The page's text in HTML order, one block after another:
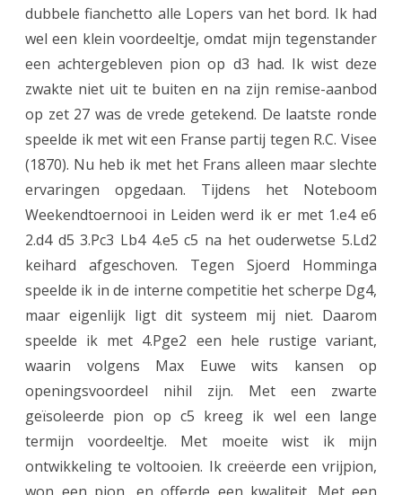
dubbele fianchetto alle Lopers van het bord. Ik had
wel een klein voordeeltje, omdat mijn tegenstander
een achtergebleven pion op d3 had. Ik wist deze
zwakte niet uit te buiten en na zijn remise-aanbod
op zet 27 was de vrede getekend. De laatste ronde
speelde ik met wit een Franse partij tegen R.C. Visee
(1870). Nu heb ik met het Frans alleen maar slechte
ervaringen opgedaan. Tijdens het Noteboom
Weekendtoernooi in Leiden werd ik er met 1.e4 e6
2.d4 d5 3.Pc3 Lb4 4.e5 c5 na het ouderwetse 5.Ld2
keihard afgeschoven. Tegen Sjoerd Homminga
speelde ik in de interne competitie het scherpe Dg4,
maar eigenlijk ligt dit systeem mij niet. Daarom
speelde ik met 4.Pge2 een hele rustige variant,
waarin volgens Max Euwe wits kansen op
openingsvoordeel nihil zijn. Met een zwarte
geïsoleerde pion op c5 kreeg ik wel een lange
termijn voordeeltje. Met moeite wist ik mijn
ontwikkeling te voltooien. Ik creëerde een vrijpion,